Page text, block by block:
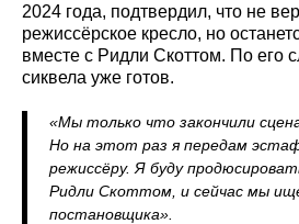
2024 года, подтвердил, что не
режиссёрское кресло, но
вместе с Ридли Скоттом. По его
сиквела уже готов.
«Мы только что закончили
Но на этот раз я передам
режиссёру. Я буду
Ридли Скоттом, и сейчас мы
постановщика».